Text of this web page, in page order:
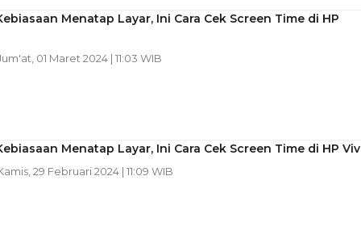
Menatap Layar, Ini Cara Cek Screen Time di HP
01 Maret 2024 | 11:03 WIB
Menatap Layar, Ini Cara Cek Screen Time di HP
29 Februari 2024 | 11:09 WIB